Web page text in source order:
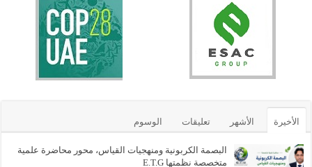
الأخيرة الأشهر تعليقات الوسوم
البصمة الكربونية ومنهجيات القياس، محور محاضرة علمية
متخصصة نظمتها E.T.G